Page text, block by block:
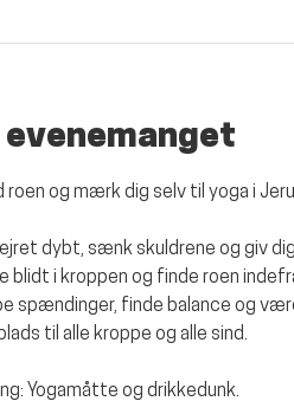
evenemanget
roen og mærk dig selv til yoga i
dybt, sænk skuldrene og giv
blidt i kroppen og finde roen
spændinger, finde balance og
til alle kroppe og alle sind.
Yogamåtte og drikkedunk.